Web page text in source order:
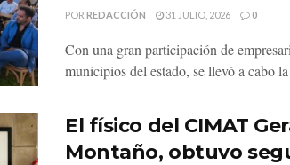
POR REDACCIÓN 31 JULIO, 2026 0
Con una gran participación de
municipios del estado, se llevó a cabo
El físico del CIMAT
Montaño, obtuvo